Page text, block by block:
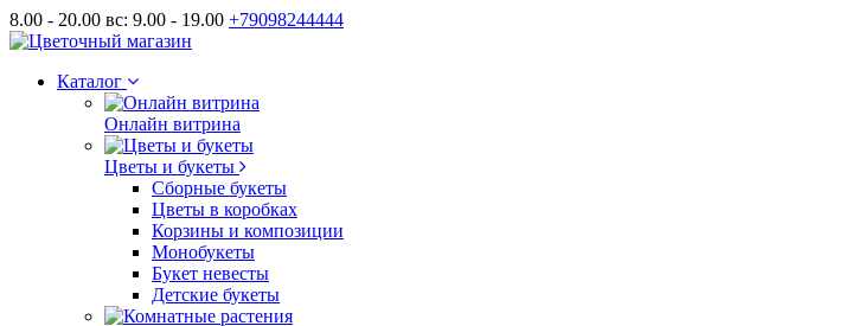
8.00 - 20.00 вс: 9.00 - 19.00 +79098244444
Каталог
Онлайн витрина
Цветы и букеты
Сборные букеты
Цветы в коробках
Корзины и композиции
Монобукеты
Букет невесты
Детские букеты